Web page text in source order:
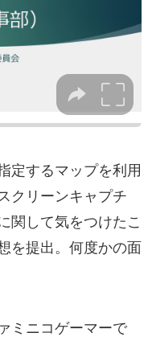
定するマップを利用
クリーンキャプチ
関して気をつけたこ
を提出。何度かの面
ミニコゲーマーで